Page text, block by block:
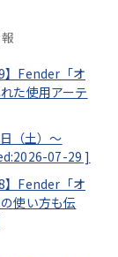
】Fender「オ
た使用アーテ
（土）～
07-29 ]
】Fender「オ
使い方も伝